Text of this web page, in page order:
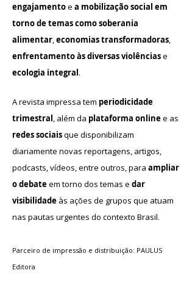
engajamentoe a mobilização social em
torno de temas como soberania
alimentar,economias transformadoras,
enfrentamento às diversas violênciase
ecologia integral.
A revista impressa tem periodicidade
trimestral, além da plataforma onlinee as
redes sociaisque disponibilizam
diariamente novas reportagens, artigos,
podcasts, vídeos, entre outros, para ampliar
o debateem torno dos temas e dar
visibilidade às ações de grupos que atuam
nas pautas urgentes do contexto Brasil.
Parceiro de impressão e distribuição: PAULUS
Editora